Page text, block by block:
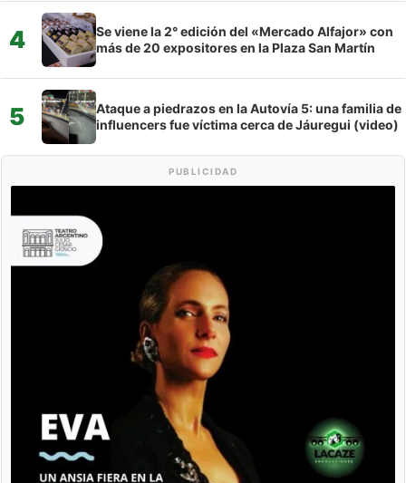
4
Se viene la 2° edición del «Mercado Alfajor» con
más de 20 expositores en la Plaza San Martín
5
Ataque a piedrazos en la Autovía 5: una familia de
influencers fue víctima cerca de Jáuregui (video)
PUBLICIDAD